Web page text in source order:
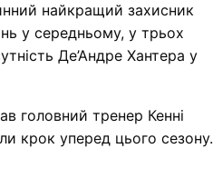
найкращий захисник
у середньому, у трьох
Де’Андре Хантера у
головний тренер Кенні
крок уперед цього сезону.